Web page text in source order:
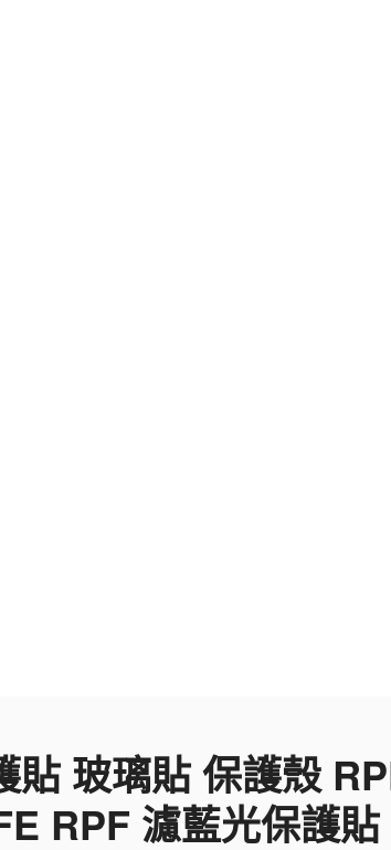
貼 玻璃貼 保護殼
RPF 濾藍光保護